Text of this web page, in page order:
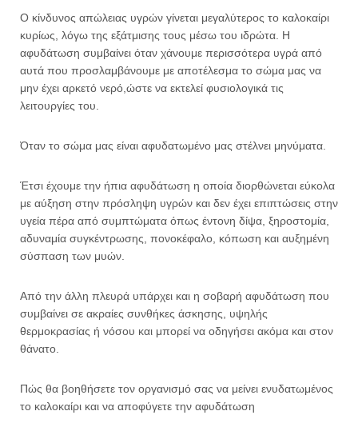
Ο κίνδυνος απώλειας υγρών γίνεται μεγαλύτερος το καλοκαίρι
κυρίως, λόγω της εξάτμισης τους μέσω του ιδρώτα. Η
αφυδάτωση συμβαίνει όταν χάνουμε περισσότερα υγρά από
αυτά που προσλαμβάνουμε με αποτέλεσμα το σώμα μας να
μην έχει αρκετό νερό,ώστε να εκτελεί φυσιολογικά τις
λειτουργίες του.
Όταν το σώμα μας είναι αφυδατωμένο μας στέλνει μηνύματα.
Έτσι έχουμε την ήπια αφυδάτωση η οποία διορθώνεται εύκολα
με αύξηση στην πρόσληψη υγρών και δεν έχει επιπτώσεις στην
υγεία πέρα από συμπτώματα όπως έντονη δίψα, ξηροστομία,
αδυναμία συγκέντρωσης, πονοκέφαλο, κόπωση και αυξημένη
σύσπαση των μυών.
Από την άλλη πλευρά υπάρχει και η σοβαρή αφυδάτωση που
συμβαίνει σε ακραίες συνθήκες άσκησης, υψηλής
θερμοκρασίας ή νόσου και μπορεί να οδηγήσει ακόμα και στον
θάνατο.
Πώς θα βοηθήσετε τον οργανισμό σας να μείνει ενυδατωμένος
το καλοκαίρι και να αποφύγετε την αφυδάτωση